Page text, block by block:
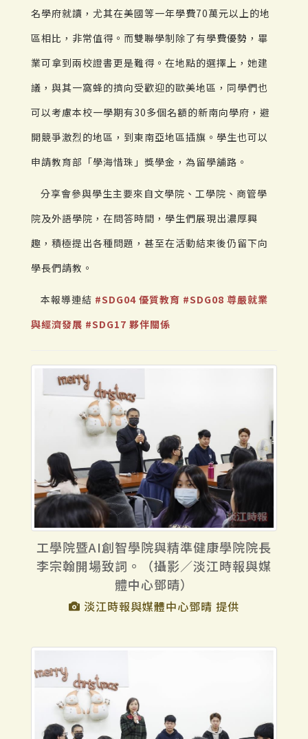
名學府就讀，尤其在美國等一年學費70萬元以上的地
區相比，非常值得。而雙聯學制除了有學費優勢，畢
業可拿到兩校證書更是難得。在地點的選擇上，她建
議，與其一窩蜂的擠向受歡迎的歐美地區，同學們也
可以考慮本校一學期有30多個名額的新南向學府，避
開競爭激烈的地區，到東南亞地區插旗。學生也可以
申請教育部「學海惜珠」獎學金，為留學舖路。
分享會參與學生主要來自文學院、工學院、商管學
院及外語學院，在問答時間，學生們展現出濃厚興
趣，積極提出各種問題，甚至在活動結束後仍留下向
學長們請教。
本報導連結 #SDG04 優質教育 #SDG08 尊嚴就業
與經濟發展 #SDG17 夥伴關係
工學院暨AI創智學院與精準健康學院院長
李宗翰開場致詞。（攝影／淡江時報與媒
體中心鄧晴）
淡江時報與媒體中心鄧晴 提供